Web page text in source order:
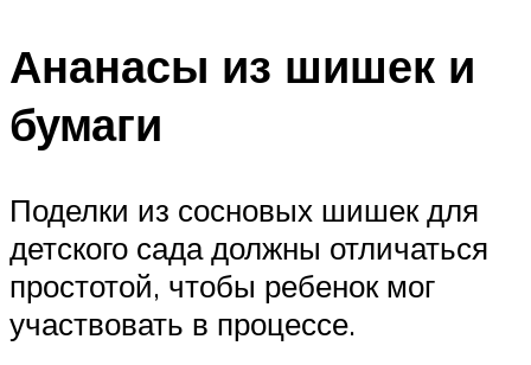
Ананасы из шишек и
бумаги
Поделки из сосновых шишек для
детского сада должны отличаться
простотой, чтобы ребенок мог
участвовать в процессе.